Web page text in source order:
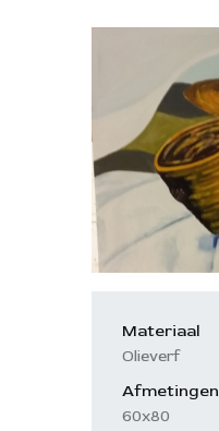
CONTACT
Materiaal
Olieverf
Afmetingen
60x80